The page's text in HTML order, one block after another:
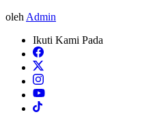
oleh Admin
Ikuti Kami Pada